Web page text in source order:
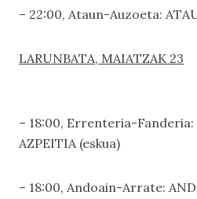
– 22:00, Ataun-Auzoeta:
LARUNBATA, MAIATZAK 23
– 18:00, Errenteria-Fanderia:
AZPEITIA (eskua)
– 18:00, Andoain-Arrate: